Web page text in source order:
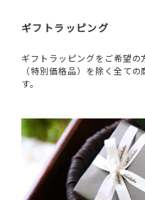
ギフトラッピング
ギフトラッピングをご希望
（特別価格品）を除く全て
す。